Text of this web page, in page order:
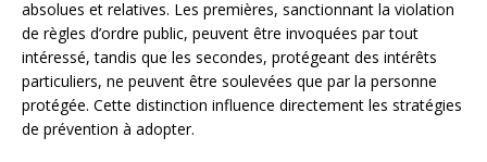
absolues et relatives. Les premières, sanctionnant la violation
de règles d’ordre public, peuvent être invoquées par tout
intéressé, tandis que les secondes, protégeant des intérêts
particuliers, ne peuvent être soulevées que par la personne
protégée. Cette distinction influence directement les stratégies
de prévention à adopter.